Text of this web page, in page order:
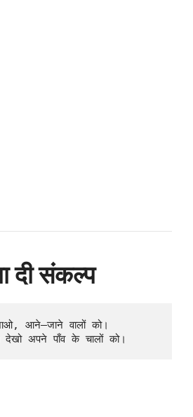
दी संकल्प
आने–जाने वालों को।